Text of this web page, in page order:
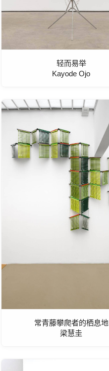
轻而易举
Kayode Ojo
常青藤攀爬者的栖息地
梁慧圭